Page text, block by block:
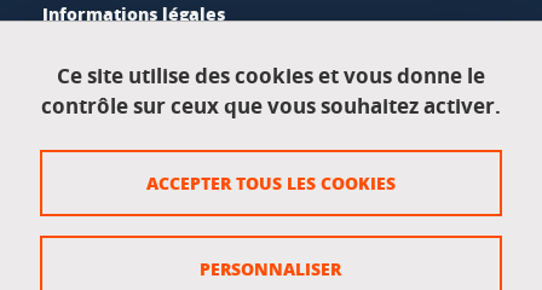
Informations légales
Données personnelles
Crédits
Ce site utilise des cookies et vous donne le
contrôle sur ceux que vous souhaitez activer.
ACCEPTER TOUS LES COOKIES
PERSONNALISER